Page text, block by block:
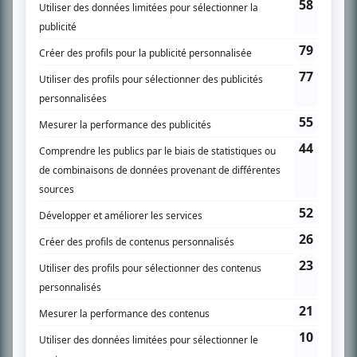
SUR LE RÉSEAU BIZZ MÉDIA
PLAN DU SITE
Accueil
Liste des oeuvres
Recherche avancée
À propos
Nous contacter
Termes et conditions
Politique de confidentialité
Gestion du consentement